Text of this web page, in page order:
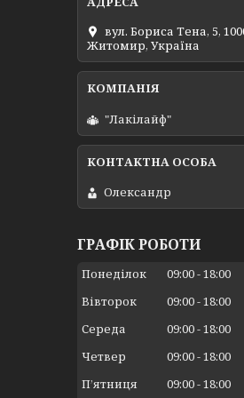
вул. Бориса Тена, 5,
Житомир, Україна
"Лакілайф"
Олександр
ГРАФІК РОБОТИ
Понеділок 09:00 18:00
Вівторок
09:00 18:00
Середа
09:00 18:00
Четвер
09:00 18:00
Пʼятниця
09:00 18:00